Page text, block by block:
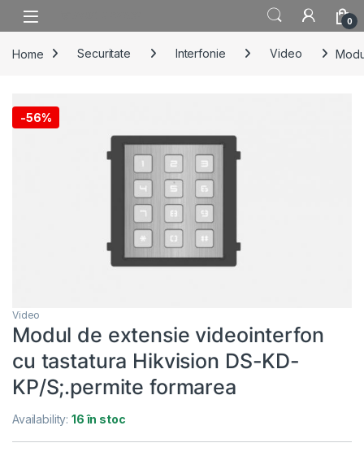
Skip to navigation
Skip to content
0
Home Securitate Interfonie Video
-56%
Video
Modul de extensie videointerfon
cu tastatura Hikvision DS-KD-
KP/S;.permite formarea
Availability:16 în stoc